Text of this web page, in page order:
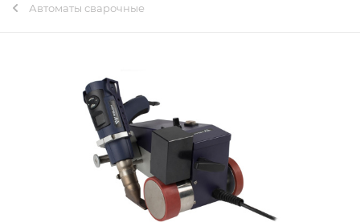
Автоматы сварочные